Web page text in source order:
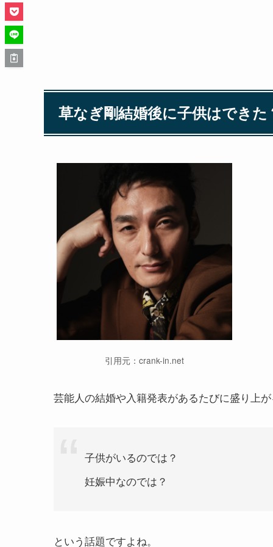
草なぎ剛結婚後に子供はできた
引用元：crank-in.net
芸能人の結婚や入籍発表があるたびに盛り上
子供がいるのでは？
妊娠中なのでは？
という話題ですよね。